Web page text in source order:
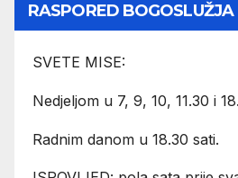
RASPORED BOGOSLUŽJA
SVETE MISE:
Nedjeljom u 7, 9, 10, 11.30 i
Radnim danom u 18.30 sati.